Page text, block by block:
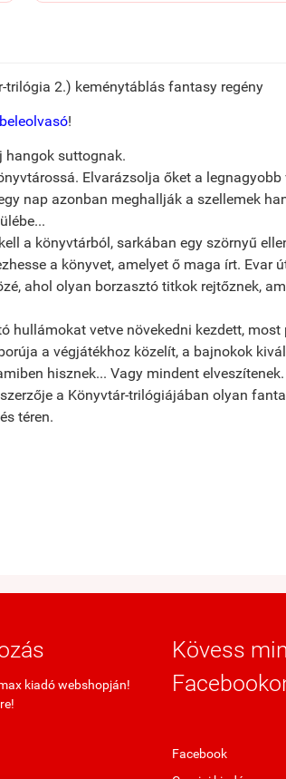
trilógia 2.) keménytáblás fantasy regény
!
hangok suttognak.
Elvarázsolja őket a
nap azonban meghallják a szellemek
a könyvtárból, sarkában egy szörnyű
a könyvet, amelyet ő maga írt. Evar
ahol olyan borzasztó titkok rejtőznek,
hullámokat vetve növekedni kezdett, most
a végjátékhoz közelít, a bajnokok
hisznek... Vagy mindent elveszítenek.
a Könyvtár-trilógiájában olyan
téren.
kiadó webshopján!
Kövess
Facebook